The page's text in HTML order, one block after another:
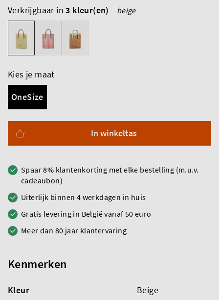
Verkrijgbaar in3 kleur(en) beige
Kies je maat
OneSize
In winkeltas
Spaar 8% klantenkorting met elke bestelling (m.u.v.
cadeaubon)
Uiterlijk binnen 4 werkdagen in huis
Gratis levering in België vanaf 50 euro
Meer dan 80 jaar klantervaring
Kenmerken
Kleur Beige